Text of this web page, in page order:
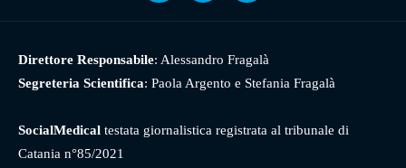
Direttore Responsabile: Alessandro Fragalà
Segreteria Scientifica: Paola Argento e Stefania Fragalà
SocialMedical testata giornalistica registrata al tribunale di
Catania n°85/2021